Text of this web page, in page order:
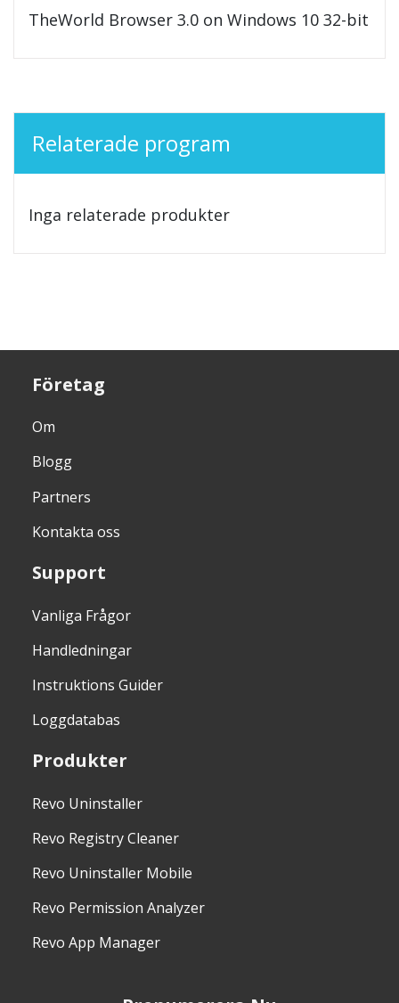
TheWorld Browser 3.0 on Windows 10 32-bit
Relaterade program
Inga relaterade produkter
Företag
Om
Blogg
Partners
Kontakta oss
Support
Vanliga Frågor
Handledningar
Instruktions Guider
Loggdatabas
Produkter
Revo Uninstaller
Revo Registry Cleaner
Revo Uninstaller Mobile
Revo Permission Analyzer
Revo App Manager